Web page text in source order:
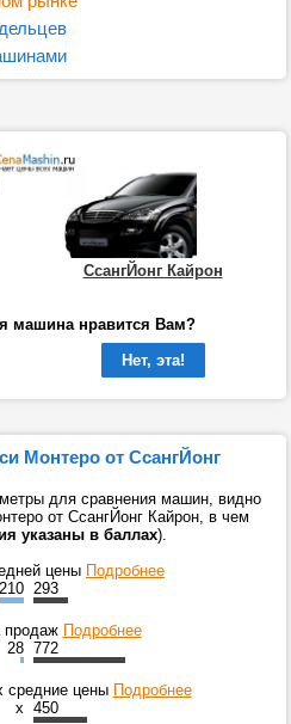
СсангЙонг Кайрон
машина нравится Вам?
Нет, эта!
Монтеро от СсангЙонг
для сравнения машин, видно
от СсангЙонг Кайрон, в чем
указаны в баллах).
цены Подробнее
210 293
продаж Подробнее
28 772
средние цены Подробнее
x 450